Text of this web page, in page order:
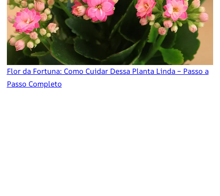
Flor da Fortuna: Como Cuidar Dessa Planta Linda – Passo a
Passo Completo